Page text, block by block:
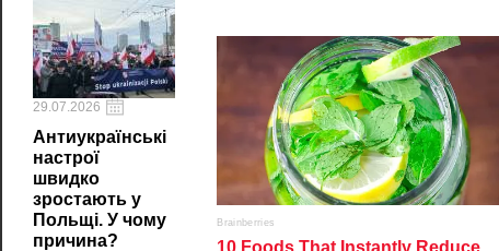
29.07.2026
Антиукраїнські
настрої
швидко
зростають у
Польщі. У чому
причина?